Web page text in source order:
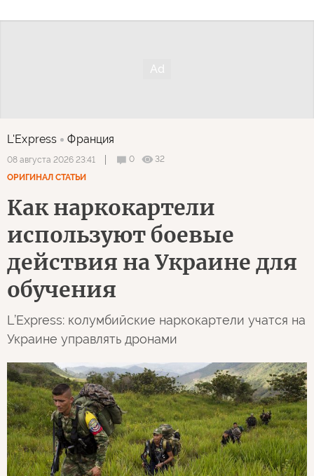
L'Express Франция
08 августа 2026 23:41 0
32
ОРИГИНАЛ СТАТЬИ
Как наркокартели
используют боевые
действия на Украине для
обучения
L’Express: колумбийские наркокартели учатся на
Украине управлять дронами